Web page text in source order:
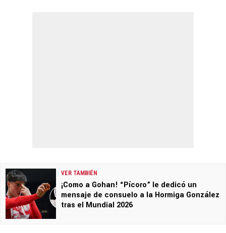
VER TAMBIÉN
¡Como a Gohan! “Pícoro” le dedicó un
mensaje de consuelo a la Hormiga González
tras el Mundial 2026